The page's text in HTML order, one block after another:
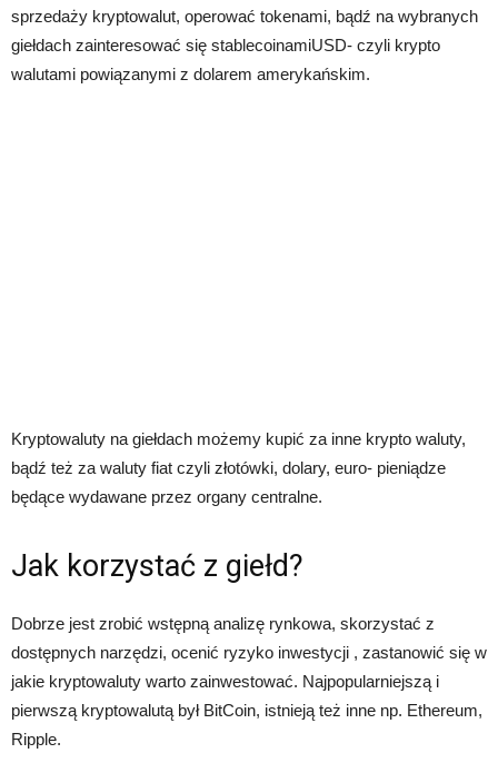
sprzedaży kryptowalut, operować tokenami, bądź na wybranych
giełdach zainteresować się stablecoinamiUSD- czyli krypto
walutami powiązanymi z dolarem amerykańskim.
Kryptowaluty na giełdach możemy kupić za inne krypto waluty,
bądź też za waluty fiat czyli złotówki, dolary, euro- pieniądze
będące wydawane przez organy centralne.
Jak korzystać z giełd?
Dobrze jest zrobić wstępną analizę rynkowa, skorzystać z
dostępnych narzędzi, ocenić ryzyko inwestycji , zastanowić się w
jakie kryptowaluty warto zainwestować. Najpopularniejszą i
pierwszą kryptowalutą był BitCoin, istnieją też inne np. Ethereum,
Ripple.